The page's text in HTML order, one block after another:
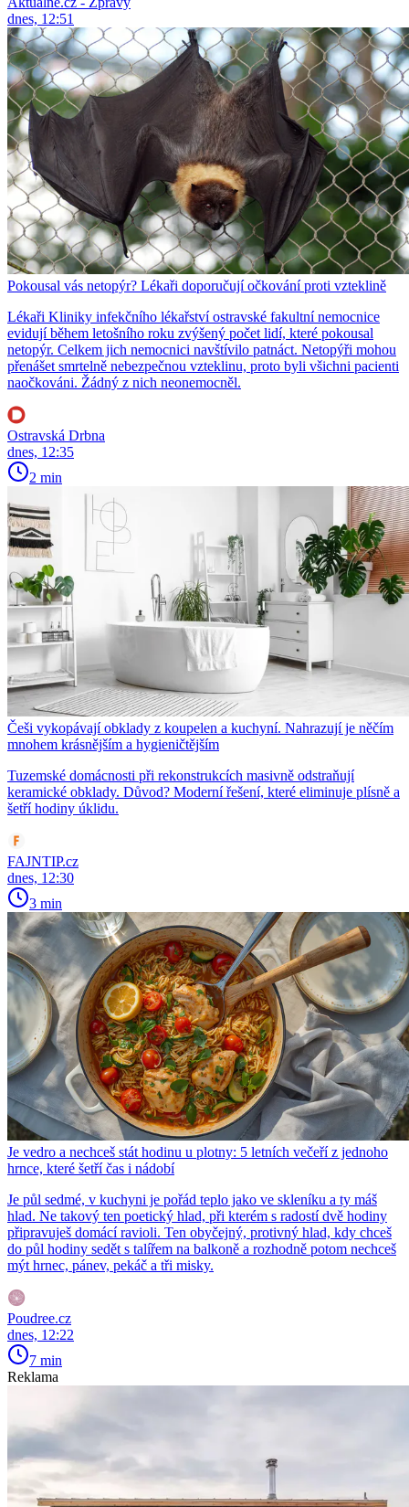
dnes, 12:51
Pokousal vás netopýr? Lékaři doporučují očkování proti vzteklině
Lékaři Kliniky infekčního lékařství ostravské fakultní nemocnice
evidují během letošního roku zvýšený počet lidí, které pokousal
netopýr. Celkem jich nemocnici navštívilo patnáct. Netopýři mohou
přenášet smrtelně nebezpečnou vzteklinu, proto byli všichni pacienti
naočkováni. Žádný z nich neonemocněl.
Ostravská Drbna
dnes, 12:35
2 min
Češi vykopávají obklady z koupelen a kuchyní. Nahrazují je něčím
mnohem krásnějším a hygieničtějším
Tuzemské domácnosti při rekonstrukcích masivně odstraňují
keramické obklady. Důvod? Moderní řešení, které eliminuje plísně a
šetří hodiny úklidu.
FAJNTIP.cz
dnes, 12:30
3 min
Je vedro a nechceš stát hodinu u plotny: 5 letních večeří z jednoho
hrnce, které šetří čas i nádobí
Je půl sedmé, v kuchyni je pořád teplo jako ve skleníku a ty máš
hlad. Ne takový ten poetický hlad, při kterém s radostí dvě hodiny
připravuješ domácí ravioli. Ten obyčejný, protivný hlad, kdy chceš
do půl hodiny sedět s talířem na balkoně a rozhodně potom nechceš
mýt hrnec, pánev, pekáč a tři misky.
Poudree.cz
dnes, 12:22
7 min
Reklama